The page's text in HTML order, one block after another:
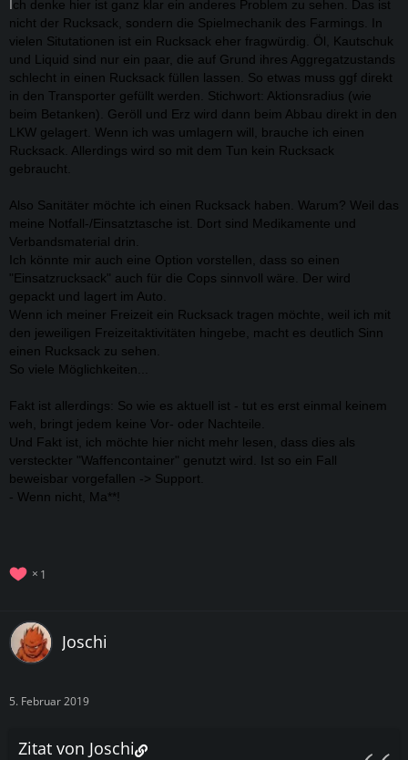
ch denke hier ist ganz klar ein anderes Problem zu sehen. Das ist
nicht der Rucksack, sondern die Spielmechanik des Farmings. In
vielen Situtationen ist ein Rucksack eher fragwürdig. Öl, Kautschuk
und Liquid sind nur ein paar, die auf Grund ihres Aggregatzustands
schlecht in einen Rucksack füllen lassen. So etwas muss ggf direkt
in den Transporter gefüllt werden. Stichwort: Aktionsradius (wie
beim Betanken). Geröll und Erz wird dann beim Abbau direkt in den
LKW gelagert. Wenn ich was umlagern will, brauche ich einen
Rucksack. Allerdings wird so mit dem Tun kein Rucksack
gebraucht.
Also Sanitäter möchte ich einen Rucksack haben. Warum? Weil das
meine Notfall-/Einsatztasche ist. Dort sind Medikamente und
Verbandsmaterial drin.
Ich könnte mir auch eine Option vorstellen, dass so einen
"Einsatzrucksack" auch für die Cops sinnvoll wäre. Der wird
gepackt und lagert im Auto.
Wenn ich meiner Freizeit ein Rucksack tragen möchte, weil ich mit
den jeweiligen Freizeitaktivitäten hingebe, macht es deutlich Sinn
einen Rucksack zu sehen.
So viele Möglichkeiten...
Fakt ist allerdings: So wie es aktuell ist - tut es erst einmal keinem
weh, bringt jedem keine Vor- oder Nachteile.
Und Fakt ist, ich möchte hier nicht mehr lesen, dass dies als
versteckter "Waffencontainer" genutzt wird. Ist so ein Fall
beweisbar vorgefallen -> Support.
- Wenn nicht, Ma**!
1
Joschi
5. Februar 2019
Zitat von Joschi